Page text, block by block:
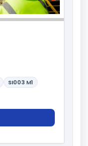
SI003 M1